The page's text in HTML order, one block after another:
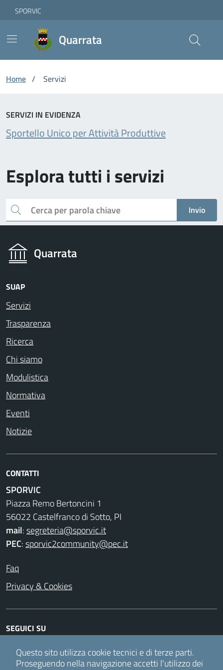
Skip to Main Content
Vai ai contenuti
Vai al footer
SPORVIC
Quarrata
Home / Servizi
Esplora tutti i servizi
Cerca per parola chiave Invio
SERVIZI IN EVIDENZA
Sportello Unico per Attività Produttive
Quarrata
SUAP
Servizi
Trasparenza
Ricerca
Chi siamo
Modulistica
Normativa
Eventi
Notizie
CONTATTI
SPORVIC
Piazza Remo Bertoncini 1
56022 Castelfranco di Sotto, PI
mail:segreteria@sporvic.it
PEC:sporvic2community@pec.it
Faq
Privacy & Cookies
SEGUICI SU
FacebookInstagramTwitter Youtube
Questo sito utilizza cookie tecnici e di terze parti.
Proseguendo nella navigazione accetti l'utilizzo dei